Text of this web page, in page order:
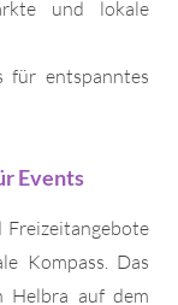
und lokale
für entspanntes
Events
Freizeitangebote
Kompass. Das
Helbra auf dem